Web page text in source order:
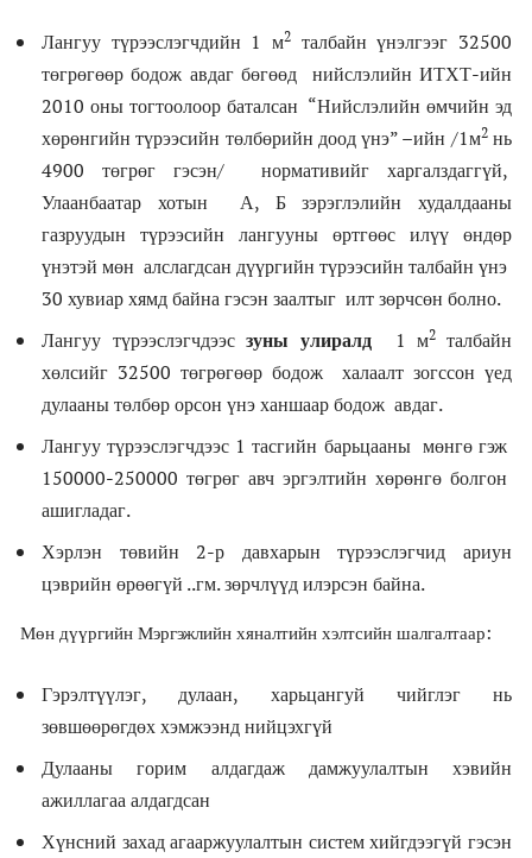
Лангуу түрээслэгчдийн 1 м2 талбайн үнэлгээг 32500
төгрөгөөр бодож авдаг бөгөөд нийслэлийн ИТХТ-ийн
2010 оны тогтоолоор баталсан “Нийслэлийн өмчийн эд
хөрөнгийн түрээсийн төлбөрийн доод үнэ” –ийн /1м2нь
4900 төгрөг гэсэн/ нормативийг харгалздаггүй,
Улаанбаатар хотын А, Б зэрэглэлийн худалдааны
газруудын түрээсийн лангууны өртгөөс илүү өндөр
үнэтэй мөн алслагдсан дүүргийн түрээсийн талбайн үнэ
30 хувиар хямд байна гэсэн заалтыг илт зөрчсөн болно.
Лангуу түрээслэгчдээсзуны улиралд 1 м2талбайн
хөлсийг 32500 төгрөгөөр бодож халаалт зогссон үед
дулааны төлбөр орсон үнэ ханшаар бодож авдаг.
Лангуу түрээслэгчдээс 1 тасгийн барьцааны мөнгө гэж
150000-250000 төгрөг авч эргэлтийн хөрөнгө болгон
ашигладаг.
Хэрлэн төвийн 2-р давхарын түрээслэгчид ариун
цэврийн өрөөгүй ..гм. зөрчлүүд илэрсэн байна.
Мөн дүүргийн Мэргэжлийн хяналтийн хэлтсийн шалгалтаар:
Гэрэлтүүлэг, дулаан, харьцангуй чийглэг нь
зөвшөөрөгдөх хэмжээнд нийцэхгүй
Дулааны горим алдагдаж дамжуулалтын хэвийн
ажиллагаа алдагдсан
Хүнсний захад агааржуулалтын систем хийгдээгүй гэсэн